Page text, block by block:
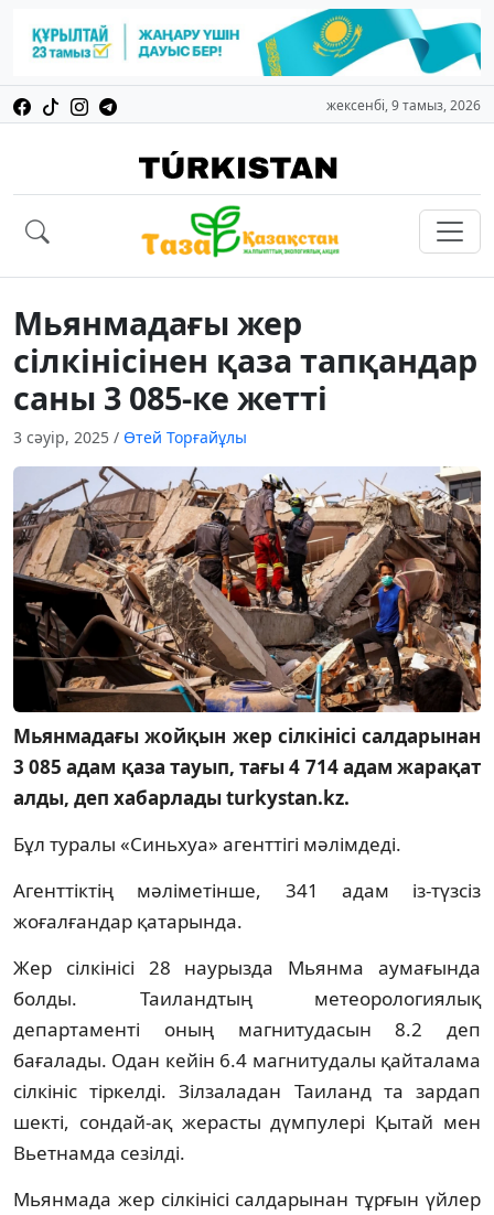
жексенбі, 9 тамыз, 2026
Мьянмадағы жер
сілкінісінен қаза тапқандар
саны 3 085-ке жетті
3 сәуір, 2025 / Өтей Торғайұлы
Мьянмадағы жойқын жер сілкінісі салдарынан
3 085 адам қаза тауып, тағы 4 714 адам жарақат
алды, деп хабарлады turkystan.kz.
Бұл туралы «Синьхуа» агенттігі мәлімдеді.
Агенттіктің мәліметінше, 341 адам із-түзсіз
жоғалғандар қатарында.
Жер сілкінісі 28 наурызда Мьянма аумағында
болды. Таиландтың метеорологиялық
департаменті оның магнитудасын 8.2 деп
бағалады. Одан кейін 6.4 магнитудалы қайталама
сілкініс тіркелді. Зілзаладан Таиланд та зардап
шекті, сондай-ақ жерасты дүмпулері Қытай мен
Вьетнамда сезілді.
Мьянмада жер сілкінісі салдарынан тұрғын үйлер